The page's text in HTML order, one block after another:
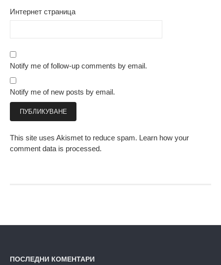
Интернет страница
Notify me of follow-up comments by email.
Notify me of new posts by email.
This site uses Akismet to reduce spam. Learn how your
comment data is processed.
ПОСЛЕДНИ КОМЕНТАРИ